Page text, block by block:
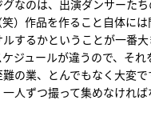
なのは、出演ダンサーた
）作品を作ること自体に
するかということが一番
ジュールが違うので、それ
の業、とんでもなく大変で
人ずつ撮って集めなけれ